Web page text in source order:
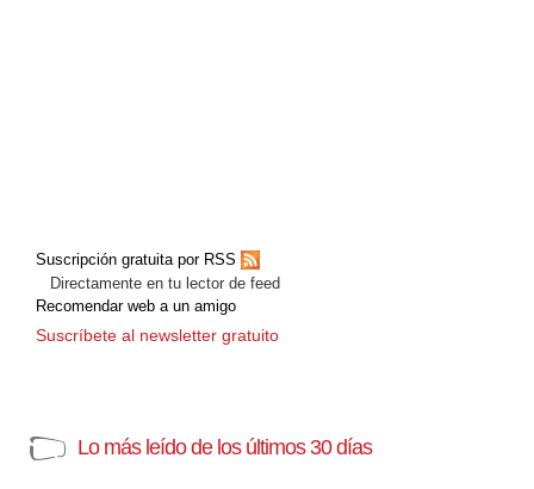
Suscripción gratuita por RSS
Directamente en tu lector de feed
Recomendar web a un amigo
Suscríbete al newsletter gratuito
Lo más leído de los últimos 30 días